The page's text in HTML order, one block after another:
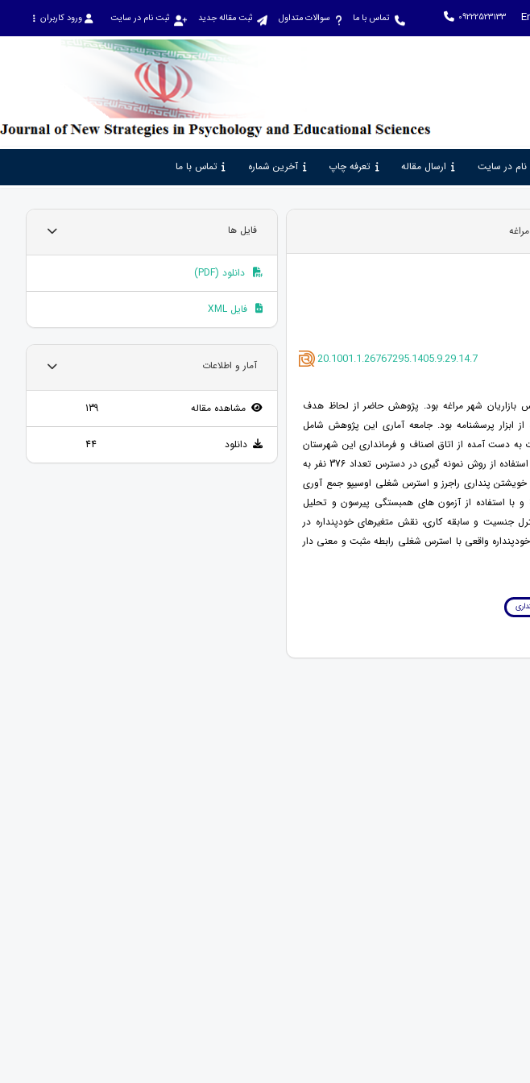
09222523133 تماس با ما سوالات متداول ثبت مقاله جدید ثبت نام در سایت ورود کاربران
در سایت ارسال مقاله تعرفه چاپ آخرین شماره تماس با ما
20.1001.1.26767295.1405.9.29.14.7
شهر مراغه بود. پژوهش حاضر از لحاظ هدف
ابزار پرسشنامه بود. جامعه آماری این پژوهش شامل
بودند که بر اساس اطلاعات به دست آمده از اتاق اصناف و فرمانداری این شهرستان
تعداد بازاریان 17665 نفر بودند. با استناد به فرمول کوکران و با استفاده از روش نمونه گیری در دسترس تعداد 376 نفر به
خویشتن پنداری راجرز و استرس شغلی اوسیپو جمع آوری
شدند. سپس داده های به دست آمده با کمک نرم افزار SPSS و با استفاده از آزمون های همبستگی پیرسون و تحلیل
جنسیت و سابقه کاری، نقش متغیرهای خودپنداره در
واقعی با استرس شغلی رابطه مثبت و معنی دار
فایل ها
دانلود (PDF)
فایل XML
آمار و اطلاعات
مشاهده مقاله 139
دانلود 44